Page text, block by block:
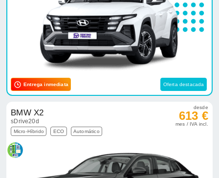
Entrega inmediata Oferta destacada
BMW X2
sDrive20d
Micro-Híbrido ECO Automático
desde
613 €
mes / IVA incl.